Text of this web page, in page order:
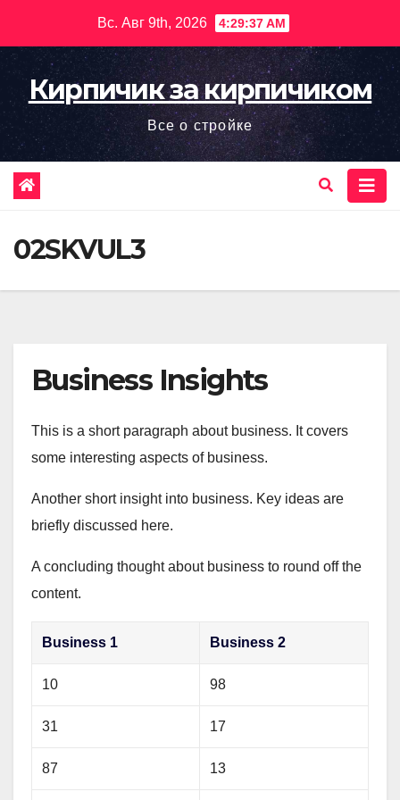
содержимому
Вс. Авг 9th, 2026 4:29:38 AM
Кирпичик за кирпичиком
Все о стройке
02SKVUL3
Business Insights
This is a short paragraph about business. It covers
some interesting aspects of business.
Another short insight into business. Key ideas are
briefly discussed here.
A concluding thought about business to round off the
content.
Business 1 Business 2
10 98
31 17
87 13